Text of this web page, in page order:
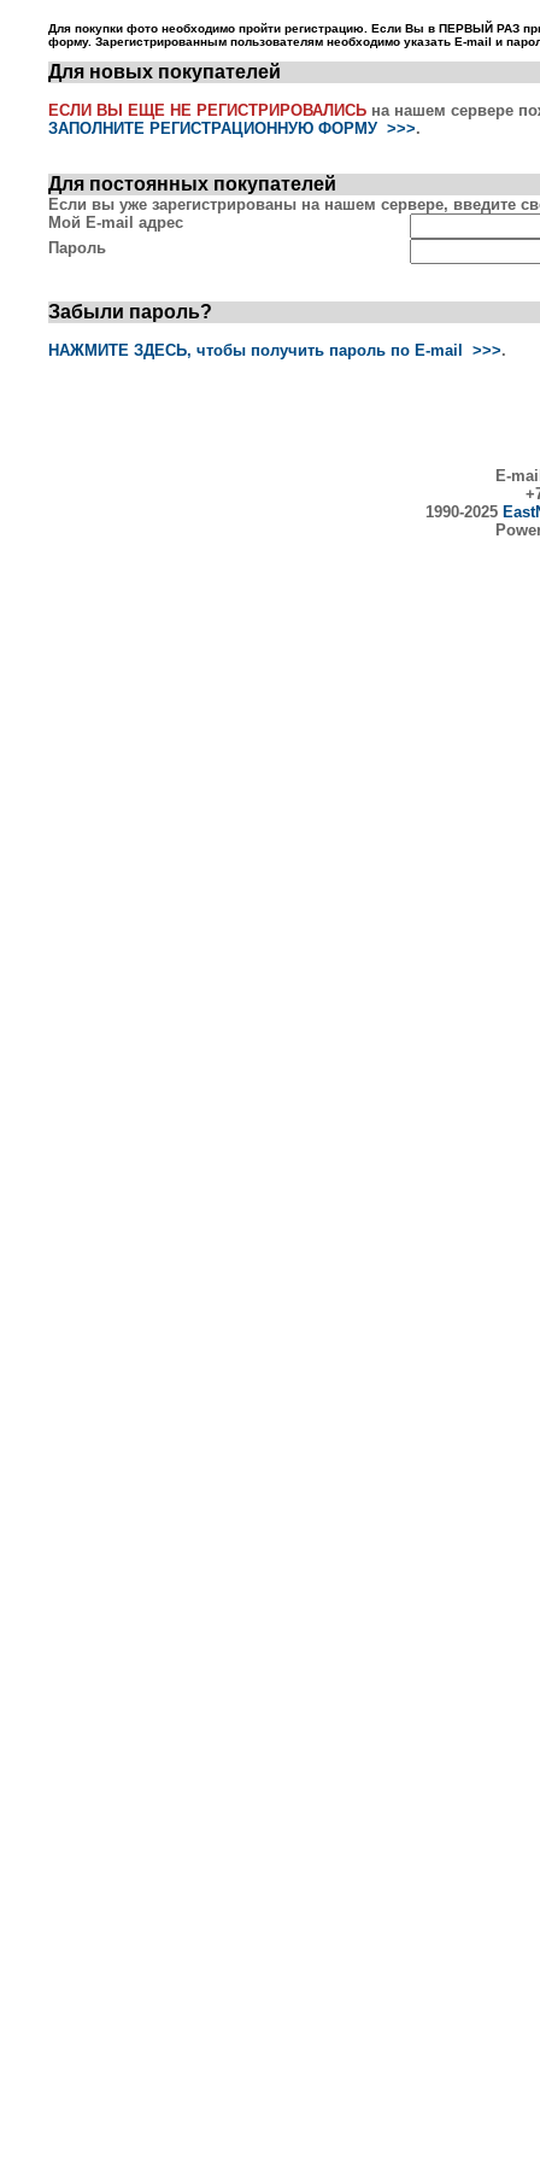
Для покупки фото необходимо пройти регистрацию. Если Вы в ПЕРВЫЙ РАЗ
форму. Зарегистрированным пользователям необходимо указать E-mail и
Для новых покупателей
ЕСЛИ ВЫ ЕЩЕ НЕ РЕГИСТРИРОВАЛИСЬ на нашем сервере
ЗАПОЛНИТЕ РЕГИСТРАЦИОННУЮ ФОРМУ >>>.
Для постоянных покупателей
Если вы уже зарегистрированы на нашем сервере, введите
Мой E-mail адрес
Пароль
Забыли пароль?
НАЖМИТЕ ЗДЕСЬ, чтобы получить пароль по E-mail >>>.
E-
1990-2025